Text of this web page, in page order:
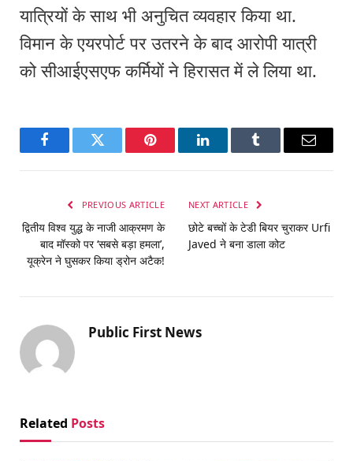
यात्रियों के साथ भी अनुचित व्यवहार किया था.
विमान के एयरपोर्ट पर उतरने के बाद आरोपी यात्री
को सीआईएसएफ कर्मियों ने हिरासत में ले लिया था.
FacebookTwitter Pinterest LinkedInTumblr Email
PREVIOUS ARTICLE
द्वितीय विश्व युद्ध के नाजी आक्रमण के
बाद मॉस्को पर ‘सबसे बड़ा हमला’,
यूक्रेन ने घुसकर किया ड्रोन अटैक!
NEXT ARTICLE
छोटे बच्चों के टेडी बियर चुराकर Urfi
Javed ने बना डाला कोट
Public First News
Related Posts